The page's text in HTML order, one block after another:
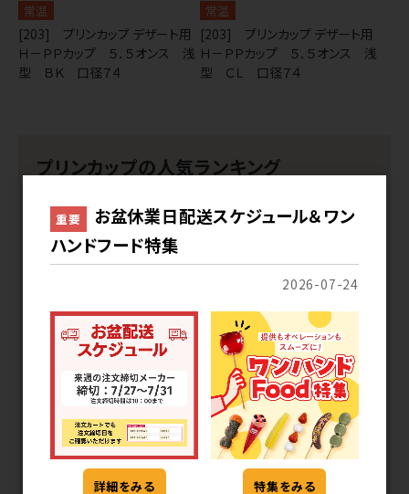
常温
[203] プリンカップ デザート用
Ｈ－ＰＰカップ ５．５オンス 浅
型 ＢＫ 口径７４
常温
[203] プリンカップ デザート用
Ｈ－ＰＰカップ ５．５オンス 浅
型 ＣＬ 口径７４
プリンカップの人気ランキング
1
[203] プリンカップ デザート
用 Ｈ－ＰＰカップ ５．５オン
ス 浅型 ＣＬ 口径７４
2
[203] プリンカップ デザート
用 Ｈ－ＰＰカップ ４オンス
浅型 ＣＬ 口径７４
重要
お盆休業日配送スケジュール＆ワン
ハンドフード特集
2026-07-24
詳細をみる 特集をみる